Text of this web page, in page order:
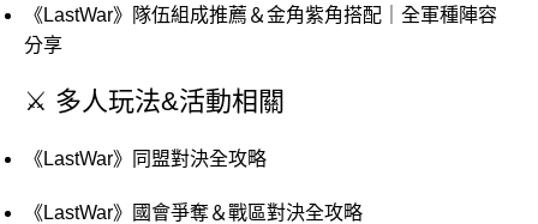
《LastWar》隊伍組成推薦＆金角紫角搭配｜全軍種陣容
分享
⚔️ 多人玩法&活動相關
《LastWar》同盟對決全攻略
《LastWar》國會爭奪＆戰區對決全攻略